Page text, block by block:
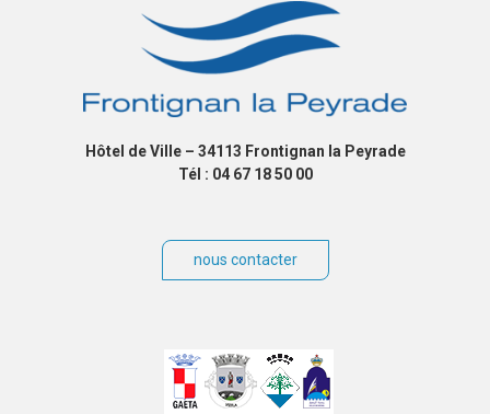
Hôtel de Ville – 34113 Frontignan la Peyrade
Tél : 04 67 18 50 00
nous contacter